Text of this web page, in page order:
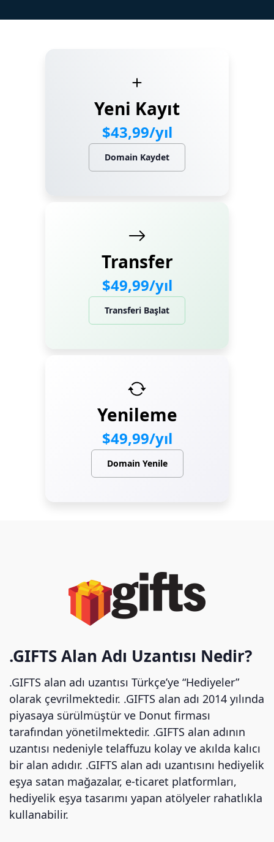
Yeni Kayıt
$43,99/yıl
Domain Kaydet
Transfer
$49,99/yıl
Transferi Başlat
Yenileme
$49,99/yıl
Domain Yenile
.GIFTS Alan Adı Uzantısı Nedir?
.GIFTS alan adı uzantısı Türkçe’ye “Hediyeler”
olarak çevrilmektedir. .GIFTS alan adı 2014 yılında
piyasaya sürülmüştür ve Donut firması
tarafından yönetilmektedir. .GIFTS alan adının
uzantısı nedeniyle telaffuzu kolay ve akılda kalıcı
bir alan adıdır. .GIFTS alan adı uzantısını hediyelik
eşya satan mağazalar, e-ticaret platformları,
hediyelik eşya tasarımı yapan atölyeler rahatlıkla
kullanabilir.